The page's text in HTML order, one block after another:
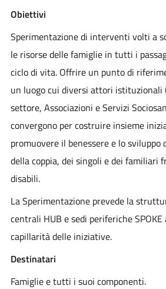
Obiettivi
Sperimentazione di interventi volti a
le risorse delle famiglie in tutti i
ciclo di vita. Offrire un punto di
un luogo cui diversi attori istituzionali
settore, Associazioni e Servizi
convergono per costruire insieme
promuovere il benessere e lo
della coppia, dei singoli e dei familiari
disabili.
La Sperimentazione prevede la
centrali HUB e sedi periferiche
capillarità delle iniziative.
Destinatari
Famiglie e tutti i suoi componenti.